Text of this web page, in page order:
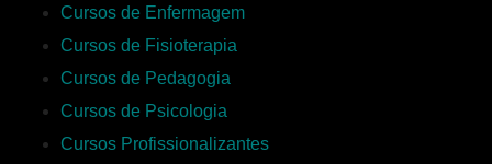
Cursos de Enfermagem
Cursos de Fisioterapia
Cursos de Pedagogia
Cursos de Psicologia
Cursos Profissionalizantes